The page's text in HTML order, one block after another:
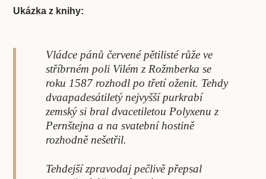
Ukázka z knihy:
Vládce pánů červené pětilisté růže ve
stříbrném poli Vilém z Rožmberka se
roku 1587 rozhodl po třetí oženit. Tehdy
dvaapadesátiletý nejvyšší purkrabí
zemský si bral dvacetiletou Polyxenu z
Pernštejna a na svatební hostině
rozhodně nešetřil.
Tehdejší zpravodaj pečlivě přepsal